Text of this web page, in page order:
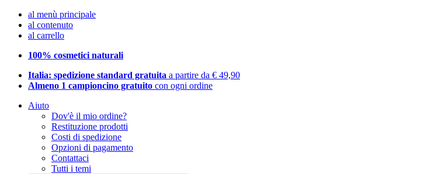
al menù principale
al contenuto
al carrello
100% cosmetici naturali
Italia: spedizione standard gratuita a partire da € 49,90
Almeno 1 campioncino gratuito con ogni ordine
Aiuto
Dov'è il mio ordine?
Restituzione prodotti
Costi di spedizione
Opzioni di pagamento
Contattaci
Tutti i temi